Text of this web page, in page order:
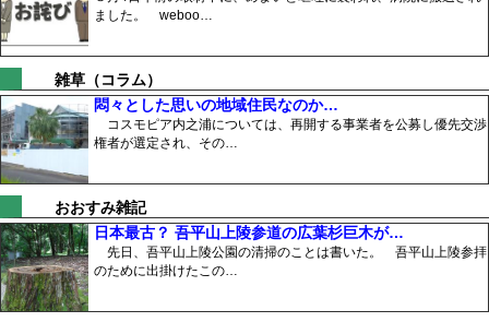
ました。 weboo…
雑草（コラム）
悶々とした思いの地域住民なのか…
コスモピア内之浦については、再開する事業者を公募し優先交渉
権者が選定され、その…
おおすみ雑記
日本最古？ 吾平山上陵参道の広葉杉巨木が…
先日、吾平山上陵公園の清掃のことは書いた。 吾平山上陵参拝
のために出掛けたこの…